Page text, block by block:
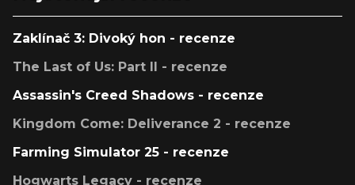
Zaklínač 3: Divoký hon - recenze
The Last of Us: Part II - recenze
Assassin's Creed Shadows - recenze
Kingdom Come: Deliverance 2 - recenze
Farming Simulator 25 - recenze
Hogwarts Legacy - recenze